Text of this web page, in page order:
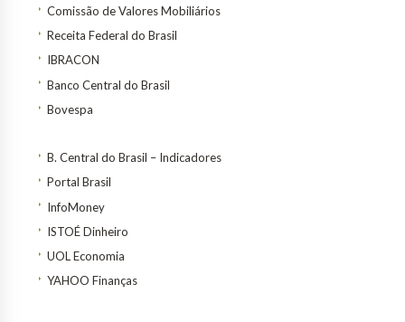
Comissão de Valores Mobiliários
Receita Federal do Brasil
IBRACON
Banco Central do Brasil
Bovespa
B. Central do Brasil – Indicadores
Portal Brasil
InfoMoney
ISTOÉ Dinheiro
UOL Economia
YAHOO Finanças